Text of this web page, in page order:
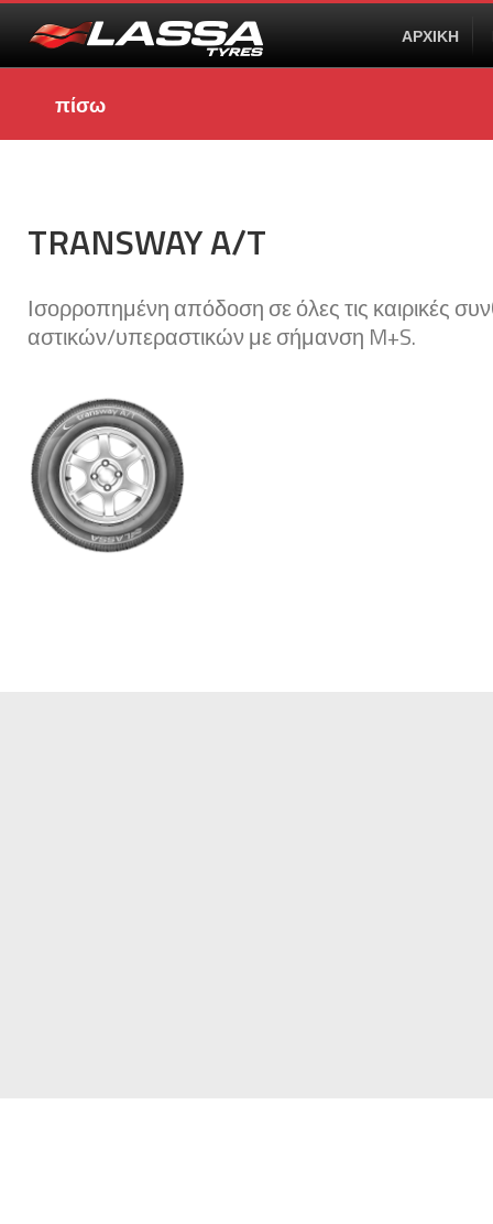
ΑΡΧΙΚΗ
πίσω
TRANSWAY A/T
Ισορροπημένη απόδοση σε όλες τις καιρικές
αστικών/υπεραστικών με σήμανση M+S.